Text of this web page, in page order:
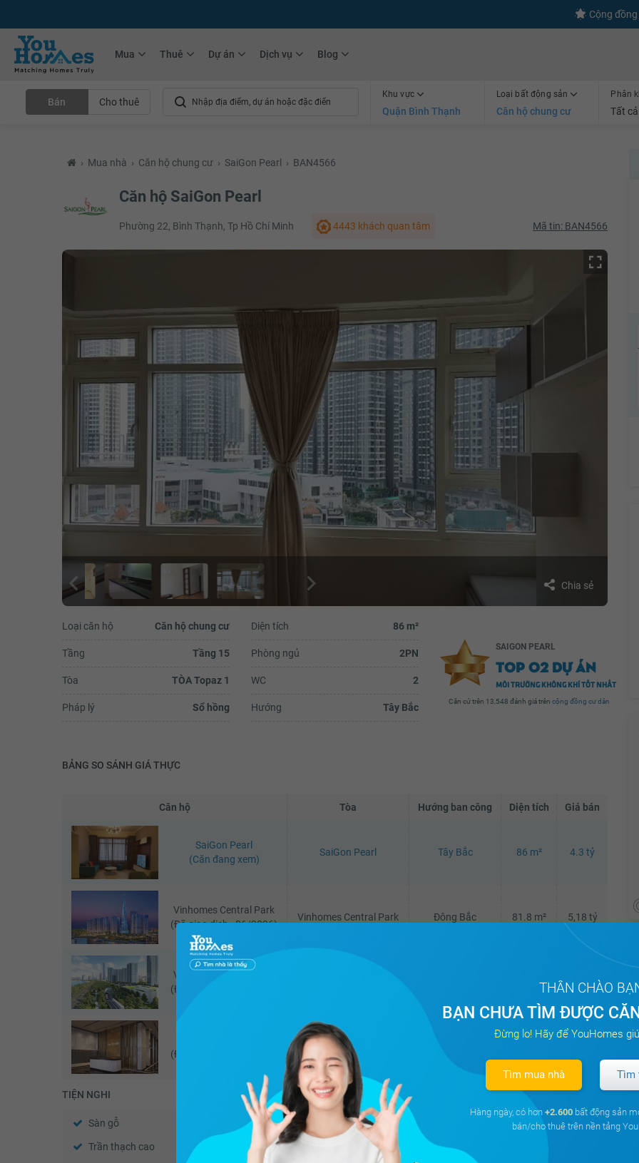
Cộng
Mua Thuê Dự án Dịch vụ Blog
Bán Cho thuê
Khu vực
Quận Bình Thạnh
Loại bất động sản
Căn hộ chung cư
Phân
Tất cả
› Mua nhà › Căn hộ chung cư › SaiGon Pearl › BAN4566
Căn hộ SaiGon Pearl
Phường 22, Bình Thạnh, Tp Hồ Chí Minh 4443 khách quan tâm Mã tin: BAN4566
Chia sẻ
Loại căn hộ Căn hộ chung cư
Tầng Tầng 15
Tòa TÒA Topaz 1
Pháp lý Sổ hồng
Diện tích 86 m²
Phòng ngủ 2PN
WC 2
Hướng Tây Bắc
SAIGON PEARL
TOP 02 DỰ ÁN
MÔI TRƯỜNG KHÔNG KHÍ TỐT NHẤT
Căn cứ trên 13,548 đánh giá trên cộng đồng cư dân
BẢNG SO SÁNH GIÁ THỰC
Căn hộ Tòa Hướng ban công Diện tích Giá bán
SaiGon Pearl
(Căn đang xem)
SaiGon Pearl Tây Bắc 86 m² 4.3 tỷ
Vinhomes Central Park
(Đã giao dịch - 06/2026)
Vinhomes Central Park Đông Bắc 81.8 m² 5,18 tỷ
Vinhomes Golden River
(Đã giao dịch - 06/2026)
76.2 m² 5,18 tỷ
(Đã giao dịch - 06/2026)
The Tresor
TIỆN NGHI
Sàn gỗ Sàn đá Thiết bị báo cháy Nước nóng
Trần thạch cao Tường sơn bả Cửa sổ an toàn
THÂN CHÀO
BẠN CHƯA TÌM ĐƯỢC
Đừng lo! Hãy để YouHomes
Tìm mua nhà Tìm
Hàng ngày, có hơn +2.600 bất động sản
bán/cho thuê trên nền tảng